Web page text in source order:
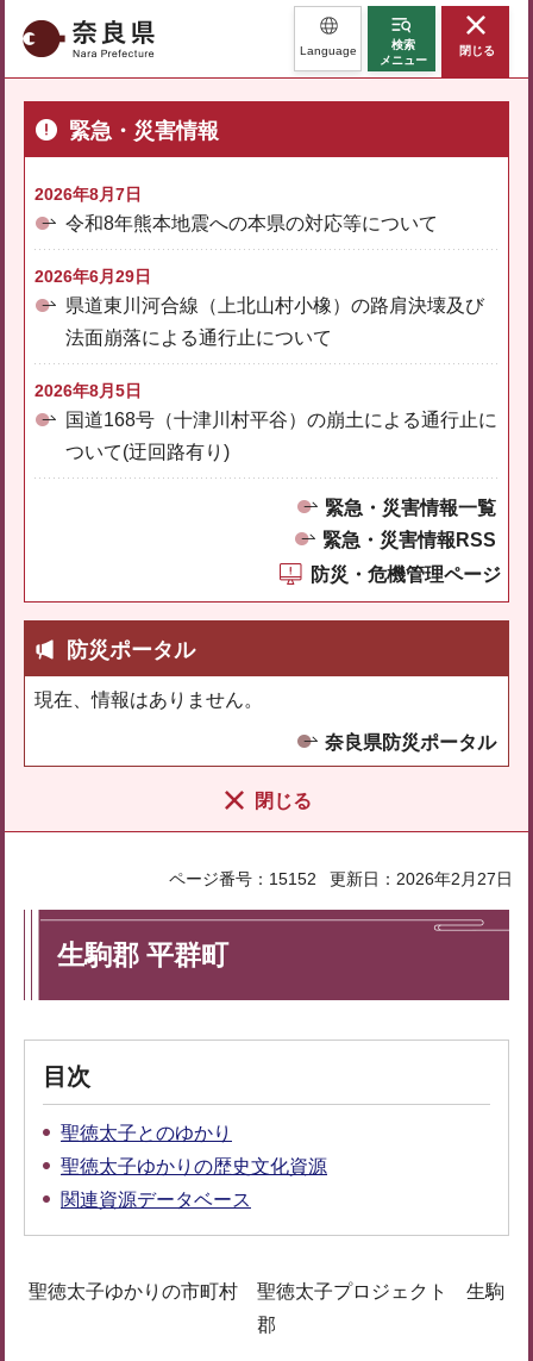
奈良県 Language
検索
メニュー
閉じる
緊急・災害情報
2026年8月7日
令和8年熊本地震への本県の対応等について
2026年6月29日
県道東川河合線（上北山村小橡）の路肩決壊及び
法面崩落による通行止について
2026年8月5日
国道168号（十津川村平谷）の崩土による通行止に
ついて(迂回路有り)
緊急・災害情報一覧
緊急・災害情報RSS
防災・危機管理ページ
防災ポータル
現在、情報はありません。
奈良県防災ポータル
閉じる
ページ番号：15152 更新日：2026年2月27日
生駒郡 平群町
目次
聖徳太子とのゆかり
聖徳太子ゆかりの歴史文化資源
関連資源データベース
聖徳太子ゆかりの市町村 聖徳太子プロジェクト 生駒
郡